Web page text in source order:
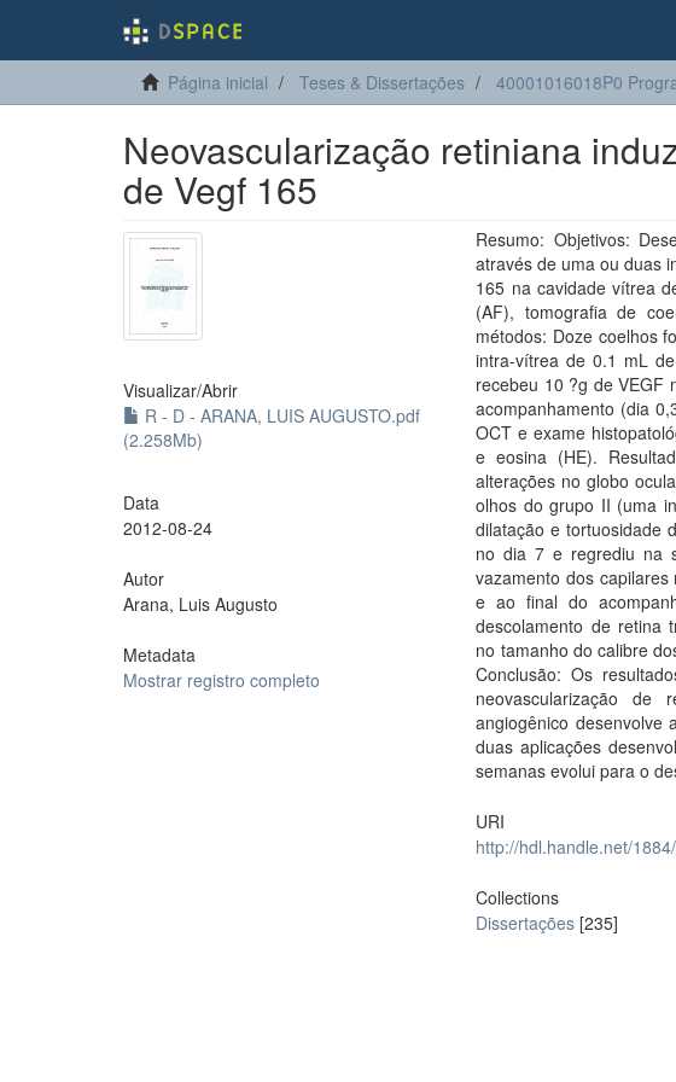
Página inicial Teses & Dissertações 40001016018P0
Neovascularização retiniana
de Vegf 165
Visualizar/Abrir
R - D - ARANA, LUIS AUGUSTO.pdf
(2.258Mb)
Data
2012-08-24
Autor
Arana, Luis Augusto
Metadata
Mostrar registro completo
Resumo: Objetivos:
através de uma ou duas
165 na cavidade vítrea
(AF), tomografia de
métodos: Doze coelhos
intra-vítrea de 0.1 mL
recebeu 10 ?g de VEGF
acompanhamento (dia
OCT e exame
e eosina (HE).
alterações no globo
olhos do grupo II (uma
dilatação e tortuosidade
no dia 7 e regrediu na
vazamento dos
e ao final do
descolamento de retina
no tamanho do calibre
Conclusão: Os
neovascularização
angiogênico desenvolve
duas aplicações
semanas evolui para o
URI
http://hdl.handle.net/
Collections
Dissertações [235]